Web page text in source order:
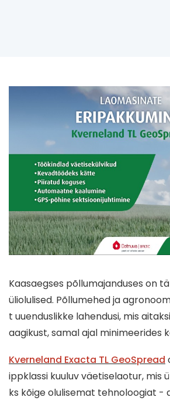
Kaasaegses põllumajanduses on
üliolulised. Põllumehed ja
t uuenduslikke lahendusi, mis
aagikust, samal ajal minimeerides
Kverneland Exacta TL GeoSpread
ippklassi kuuluv väetiselaotur, mis
ks kõige olulisemat tehnoloogiat -